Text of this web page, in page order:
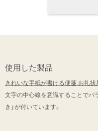
使用した製品
きれいな手紙が書ける便箋 お礼
文字の中心線を意識することでバ
き」が付いています。